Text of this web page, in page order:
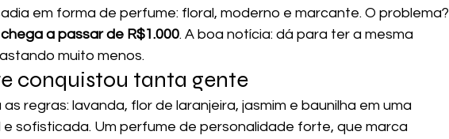
em forma de perfume: floral, moderno e marcante. O problema?
chega a passar de R$1.000. A boa notícia: dá para ter a mesma
muito menos.
conquistou tanta gente
regras: lavanda, flor de laranjeira, jasmim e baunilha em uma
sofisticada. Um perfume de personalidade forte, que marca